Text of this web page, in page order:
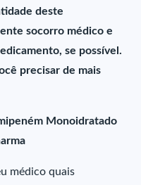
deste
socorro médico e
se possível.
precisar de mais
Monoidratado
médico quais